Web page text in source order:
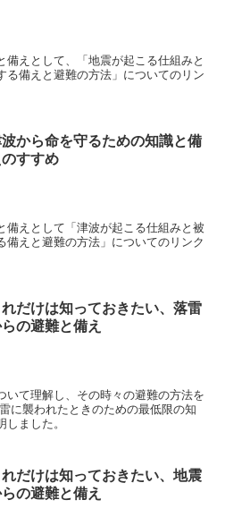
備えとして、「地震が起こる仕組みと
る備えと避難の方法」についてのリン
から命を守るための知識と備
のすすめ
備えとして「津波が起こる仕組みと被
備えと避難の方法」についてのリンク
れだけは知っておきたい、落雷
の避難と備え
いて理解し、その時々の避難の方法を
に襲われたときのための最低限の知
ました。
れだけは知っておきたい、地震
の避難と備え